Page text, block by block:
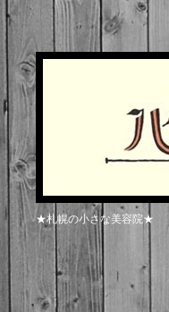
★札幌の小さな美容院★